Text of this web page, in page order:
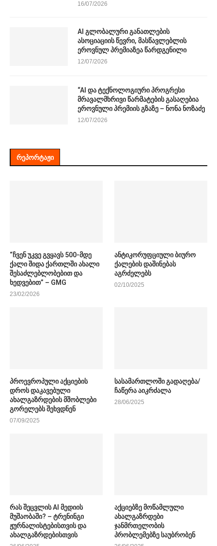
16/07/2026
AI გლობალური განათლების
ასოციაციის წევრი, მასწავლებლის
ეროვნულ პრემიაზეა წარდგენილი
12/07/2026
“AI და ტექნოლოგიური პროგრესი
მრავალმხრივი წარმატების გასაღებია
ეროვნული პრემიის გზაზე – ნონა ნოზაძე
12/07/2026
ᲠᲔᲞᲝᲠᲢᲐᲟᲘ
“ჩვენ უკვე გვყავს 500-მდე
ქალი შიდა ქართლში ახალი
შესაძლებლობებით და
ხედვებით” – GMG
23/02/2026
ანტიკორუფციული ბიურო
ქალების დაშინებას
აგრძელებს
02/10/2025
პროევროპული აქციების
დროს დაკავებული
ახალგაზრდების მშობლები
გორელებს შეხვდნენ
07/09/2025
სასამართლოში გადაღება/
ჩაწერა აიკრძალა
28/06/2025
რას შეცვლის AI მედიის
მუშაობაში? – ტრენინგი
ჟურნალისტებისთვის და
ახალგაზრდებისთვის
აქციებზე მოწამლული
ახალგაზრდები
ჯანმრთელობის
პრობლემებზე საუბრობენ